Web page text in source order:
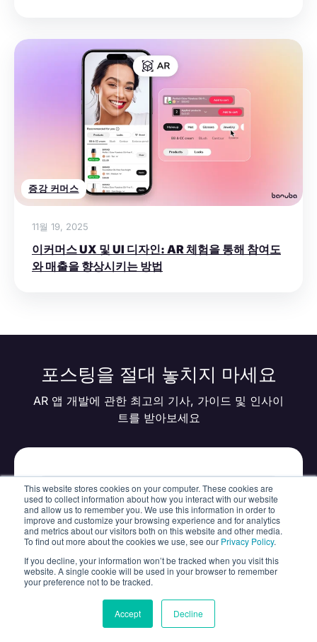
This website stores cookies on your computer. These cookies are
used to collect information about how you interact with our website
and allow us to remember you. We use this information in order to
improve and customize your browsing experience and for analytics
and metrics about our visitors both on this website and other media.
To find out more about the cookies we use, see our Privacy Policy.
If you decline, your information won’t be tracked when you visit this
website. A single cookie will be used in your browser to remember
your preference not to be tracked.
Accept Decline
증강 커머스
11월 19, 2025
이커머스 UX 및 UI 디자인: AR 체험을 통해 참여도
와 매출을 향상시키는 방법
포스팅을 절대 놓치지 마세요
AR 앱 개발에 관한 최고의 기사, 가이드 및 인사이
트를 받아보세요